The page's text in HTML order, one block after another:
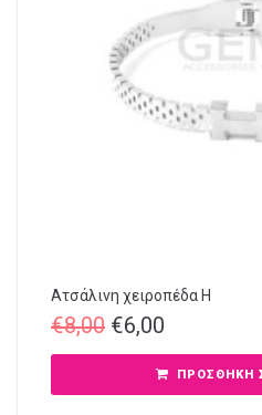
Ατσάλινη χειροπέδα Η
€8,00 €6,00
ΠΡΟΣΘΉΚΗ